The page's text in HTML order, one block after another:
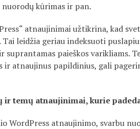
kūrimas ir pan.
atnaujinimai užtikrina, kad
Tai leidžia geriau indeksuoti
suprantamas paieškos varikliams.
ir atnaujinus papildinius, gali
ir temų atnaujinimai, kurie
WordPress atnaujinimo, svarbu